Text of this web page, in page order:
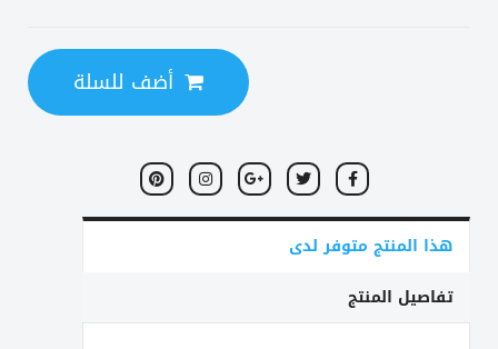
أضف للسلة
هذا المنتج متوفر لدى
تفاصيل المنتج